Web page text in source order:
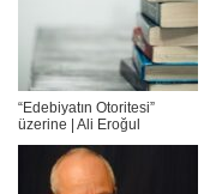
“Edebiyatın Otoritesi”
üzerine | Ali Eroğul